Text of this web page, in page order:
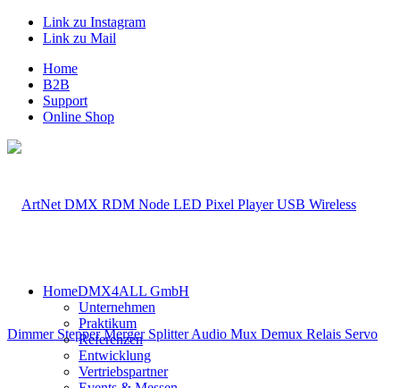
Link zu Instagram
Link zu Mail
Home
B2B
Support
Online Shop
HomeDMX4ALL GmbH
Unternehmen
Praktikum
Referenzen
Entwicklung
Vertriebspartner